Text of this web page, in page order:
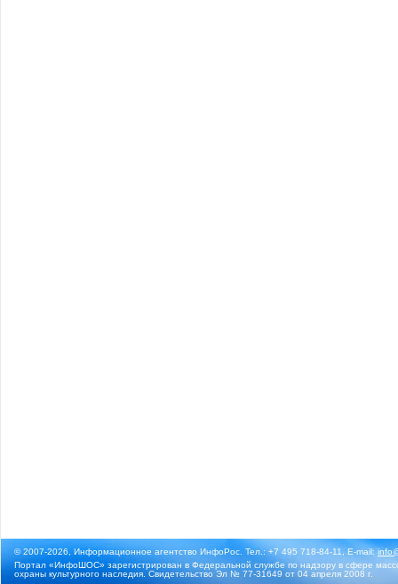
© 2007-2026, Информационное агентство ИнфоРос. Тел.: +7 495 718-84-11, E-mail:
Портал «ИнфоШОС» зарегистрирован в Федеральной службе по надзору в сфере
охраны культурного наследия. Свидетельство Эл № 77-31649 от 04 апреля 2008 г.